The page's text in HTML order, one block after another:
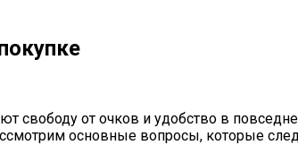
свободу от очков и удобство в
основные вопросы, которые